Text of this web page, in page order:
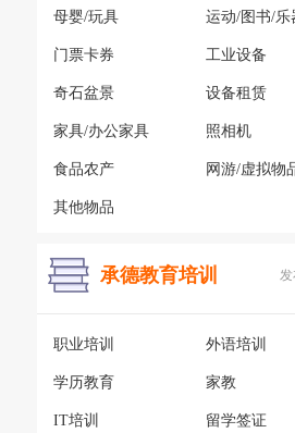
母婴/玩具 运动/图书/乐
门票卡券 工业设备
奇石盆景 设备租赁
家具/办公家具 照相机
食品农产 网游/虚拟物
其他物品
承德教育培训 发
职业培训 外语培训
学历教育 家教
IT培训 留学签证